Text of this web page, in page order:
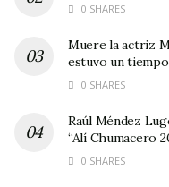
0 SHARES
Muere la actriz
estuvo un
0 SHARES
Raúl Méndez
“Alí Chumacero
0 SHARES